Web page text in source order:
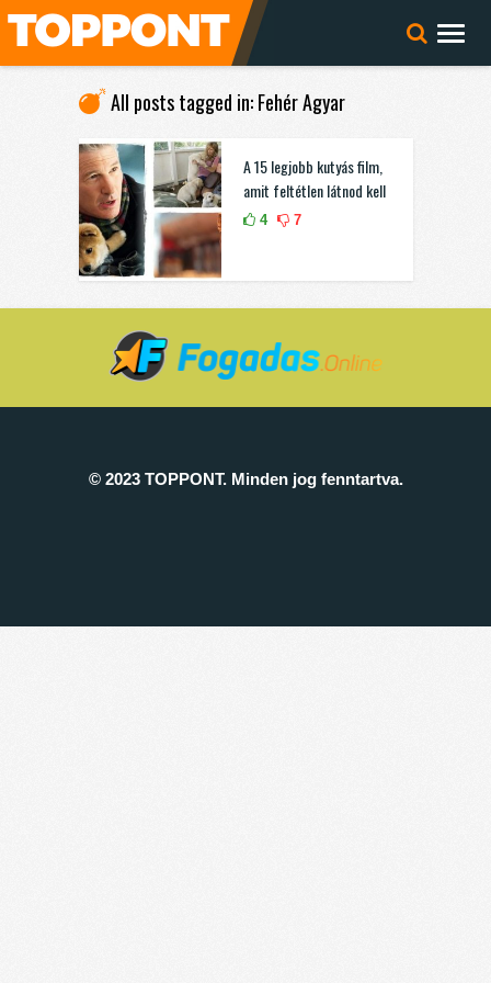
All posts tagged in: Fehér Agyar
A 15 legjobb kutyás film,
amit feltétlen látnod kell
4 7
© 2023 TOPPONT. Minden jog fenntartva.